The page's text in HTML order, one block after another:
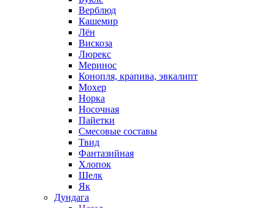
Верблюд
Кашемир
Лён
Вискоза
Люрекс
Меринос
Конопля, крапива, эвкалипт
Мохер
Норка
Носочная
Пайетки
Смесовые составы
Твид
Фантазийная
Хлопок
Шелк
Як
Дундага